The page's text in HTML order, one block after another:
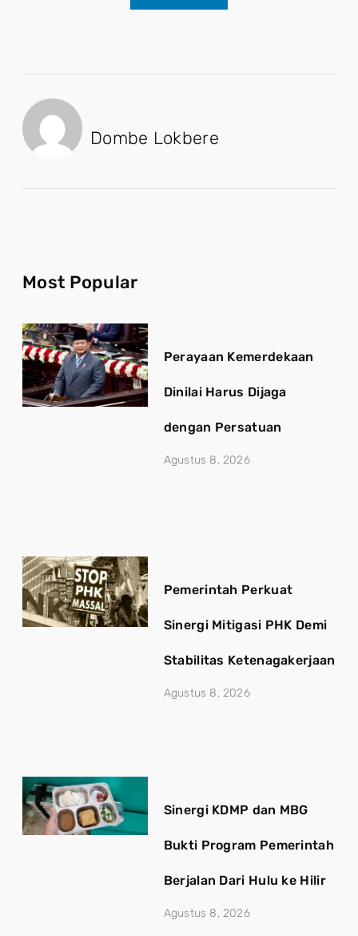
Dombe Lokbere
Most Popular
Perayaan Kemerdekaan
Dinilai Harus Dijaga
dengan Persatuan
Agustus 8, 2026
Pemerintah Perkuat
Sinergi Mitigasi PHK Demi
Stabilitas Ketenagakerjaan
Agustus 8, 2026
Sinergi KDMP dan MBG
Bukti Program Pemerintah
Berjalan Dari Hulu ke Hilir
Agustus 8, 2026